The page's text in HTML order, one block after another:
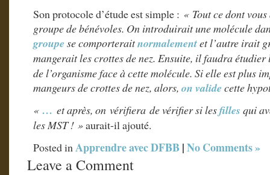
Son protocole d’étude est simple : « Tout ce dont vous
groupe de bénévoles. On introduirait une molécule
groupe se comporteraitnormalementet l’autre irait
mangerait les crottes de nez. Ensuite, il faudra
de l’organisme face à cette molécule. Si elle est plus
mangeurs de crottes de nez, alors, on valide cette
« … et après, on vérifiera de vérifier si lesfilles qui
les MST ! »aurait-il ajouté.
Posted inApprendre avec DFBB |No Comments »
Leave a Comment